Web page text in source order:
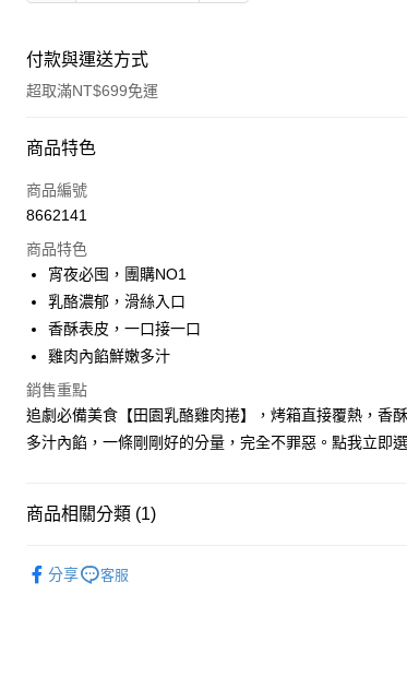
付款與運送方式
超取滿NT$699免運
付款方式
信用卡一次付款
運送方式
冷凍-全家取貨不付款
每筆NT$130，滿NT$699(含以上)免運費
冷凍宅配
每筆NT$245，滿NT$1,199(含以上)免運費
商品特色
商品編號
8662141
商品特色
宵夜必囤，團購NO1
乳酪濃郁，滑絲入口
香酥表皮，一口接一口
雞肉內餡鮮嫩多汁
銷售重點
追劇必備美食【田園乳酪雞肉捲】，烤箱直接覆熱，香
多汁內餡，一條剛剛好的分量，完全不罪惡。點我立即
商品相關分類 (1)
分享
客服